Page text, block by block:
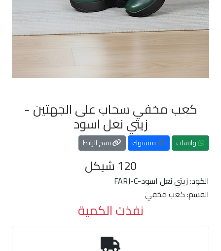
كعب مخفي سحاب على الجهتين -
زيتي نعل اسود
واتساب فيسبوك نسخ الرابط
120 شيكل
الكود:FARJ-C-زيتي نعل اسود
القسم:كعب مخفي
نفذت الكمية